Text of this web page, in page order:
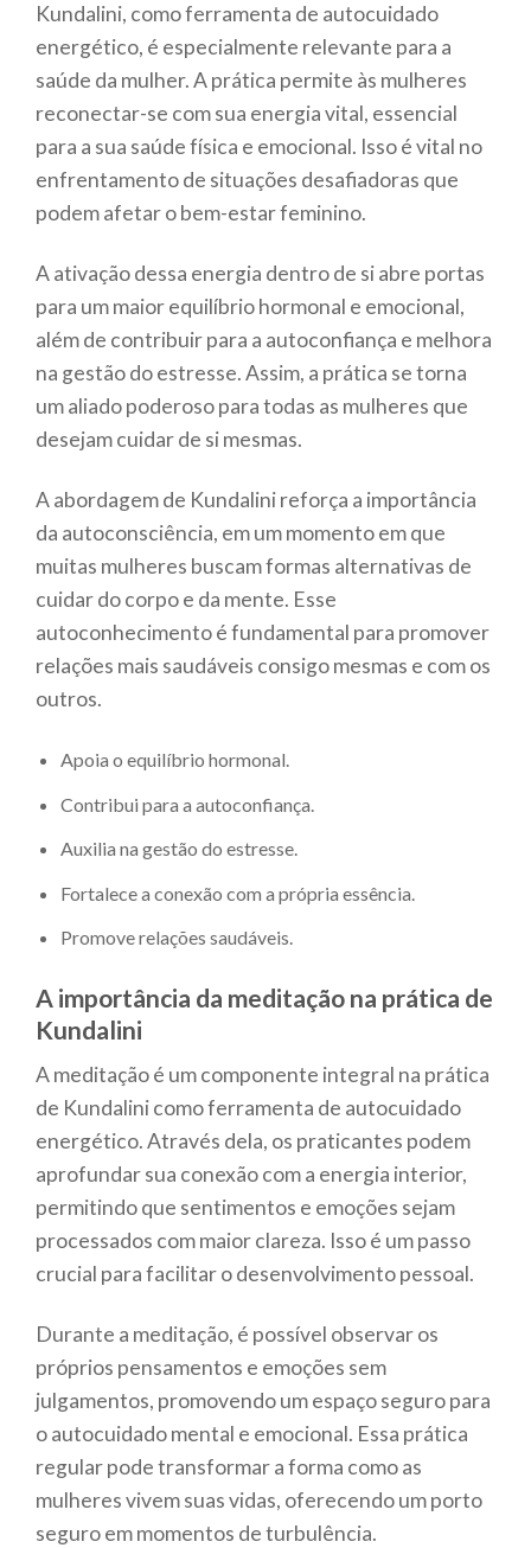
Kundalini, como ferramenta de autocuidado
energético, é especialmente relevante para a
saúde da mulher. A prática permite às mulheres
reconectar-se com sua energia vital, essencial
para a sua saúde física e emocional. Isso é vital no
enfrentamento de situações desafiadoras que
podem afetar o bem-estar feminino.
A ativação dessa energia dentro de si abre portas
para um maior equilíbrio hormonal e emocional,
além de contribuir para a autoconfiança e melhora
na gestão do estresse. Assim, a prática se torna
um aliado poderoso para todas as mulheres que
desejam cuidar de si mesmas.
A abordagem de Kundalini reforça a importância
da autoconsciência, em um momento em que
muitas mulheres buscam formas alternativas de
cuidar do corpo e da mente. Esse
autoconhecimento é fundamental para promover
relações mais saudáveis consigo mesmas e com os
outros.
Apoia o equilíbrio hormonal.
Contribui para a autoconfiança.
Auxilia na gestão do estresse.
Fortalece a conexão com a própria essência.
Promove relações saudáveis.
A importância da meditação na prática de
Kundalini
A meditação é um componente integral na prática
de Kundalini como ferramenta de autocuidado
energético. Através dela, os praticantes podem
aprofundar sua conexão com a energia interior,
permitindo que sentimentos e emoções sejam
processados com maior clareza. Isso é um passo
crucial para facilitar o desenvolvimento pessoal.
Durante a meditação, é possível observar os
próprios pensamentos e emoções sem
julgamentos, promovendo um espaço seguro para
o autocuidado mental e emocional. Essa prática
regular pode transformar a forma como as
mulheres vivem suas vidas, oferecendo um porto
seguro em momentos de turbulência.